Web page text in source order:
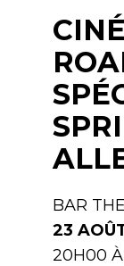
BAR
23
20H00